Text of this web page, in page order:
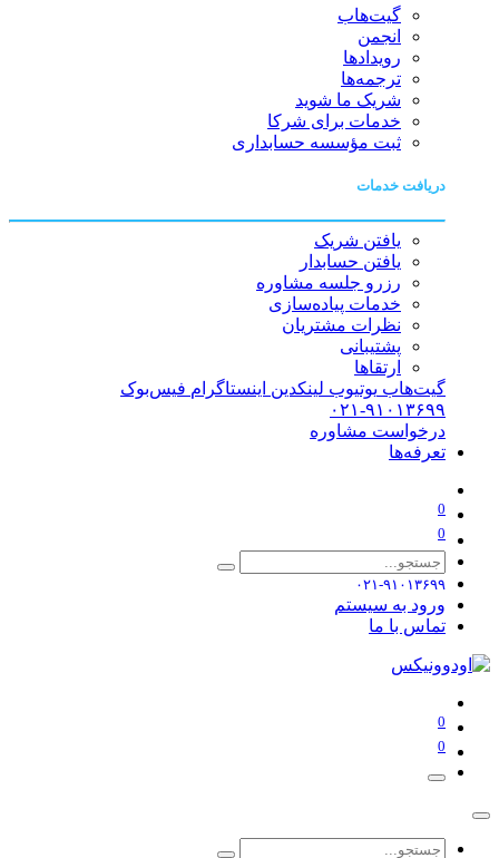
گیت‌هاب
انجمن
رویدادها
ترجمه‌ها
شریک ما شوید
خدمات برای شرکا
ثبت مؤسسه حسابداری
دریافت خدمات
یافتن شریک
یافتن حسابدار
رزرو جلسه مشاوره
خدمات پیاده‌سازی
نظرات مشتریان
پشتیبانی
ارتقاها
گیت‌هاب یوتیوب لینکدین اینستاگرام فیس‌بوک
۰۲۱-۹۱۰۱۳۶۹۹
درخواست مشاوره
تعرفه‌ها
0
0
۰۲۱-۹۱۰۱۳۶۹۹
ورود به سیستم
تماس با ما
0
0